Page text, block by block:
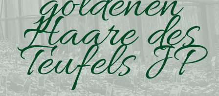
Haare des
Teufels JP